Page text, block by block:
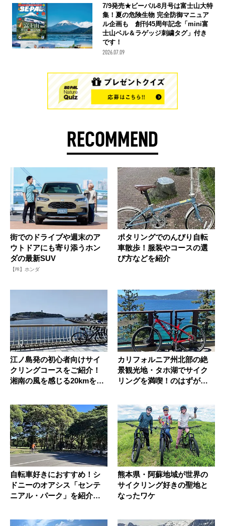
7/9発売★ビーパル8月号は富士山大特
集！夏の危険生物 完全防御マニュア
ル企画も 創刊45周年記念「mini富
士山ベル＆ラゲッジ刺繍タグ」付き
です！
2026.07.09
RECOMMEND
街でのドライブや週末のア
ウトドアにも寄り添うホン
ダの最新SUV
【PR】ホンダ
ポタリングでのんびり自転
車散歩！服装やコースの選
び方などを紹介
江ノ島発の初心者向けサイ
クリングコースをご紹介！
湘南の風を感じる20kmを走
カリフォルニア州北部の絶
景観光地・タホ湖でサイク
リングを満喫！のはずが…
自転車好きにおすすめ！シ
ドニーのオアシス「センテ
ニアル・パーク」を紹介し
熊本県・阿蘇地域が世界の
サイクリング好きの聖地と
なったワケ